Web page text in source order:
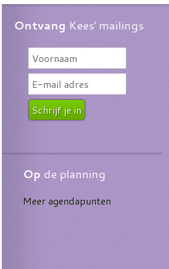
Ontvang Kees' mailings
Opde planning
Meer agendapunten